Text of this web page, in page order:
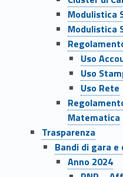
Modulistica
Modulistica
Uso
Uso
Uso Rete
Matematica
Trasparenza
Bandi di gara
Anno 2024